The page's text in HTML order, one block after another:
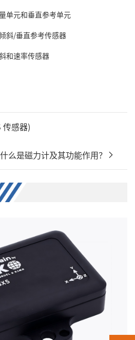
单元和垂直参考单元
斜/垂直参考传感器
和速率传感器
传感器)
什么是磁力计及其功能作用？